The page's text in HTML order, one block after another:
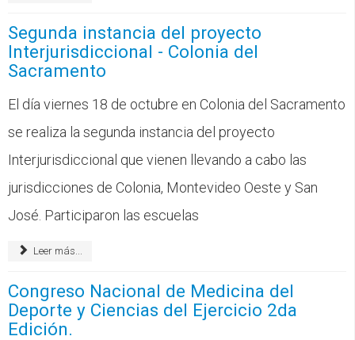
Segunda instancia del proyecto
Interjurisdiccional - Colonia del
Sacramento
El día viernes 18 de octubre en Colonia del Sacramento
se realiza la segunda instancia del proyecto
Interjurisdiccional que vienen llevando a cabo las
jurisdicciones de Colonia, Montevideo Oeste y San
José. Participaron las escuelas
Leer más...
Congreso Nacional de Medicina del
Deporte y Ciencias del Ejercicio 2da
Edición.